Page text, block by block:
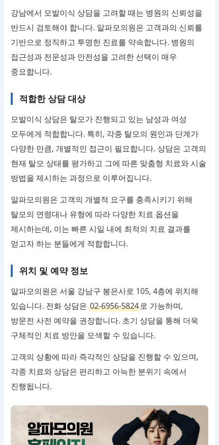
강남에서 모발이식 상담을 고려할 때는 병원의 신뢰성을
반드시 검토해야 합니다. 알파모의원은 고객과의 신뢰를
기반으로 정직하고 투명한 진료를 약속합니다. 병원의
접근성과 전문성과 안전성을 고려한 선택이 매우
중요합니다.
적합한 상담 대상
모발이식 상담은 탈모가 진행되고 있는 남성과 여성
모두에게 적합합니다. 특히, 각종 탈모의 원인과 단계가
다양한 만큼, 개별적인 접근이 필요합니다. 상담은 고객의
현재 탈모 상태를 평가하고 그에 따른 맞춤형 치료와 시술
방법을 제시하는 과정으로 이루어집니다.
알파모의원은 고객의 개별적 요구를 충족시키기 위해
탈모의 연령대나 유형에 따라 다양한 치료 옵션을
제시하는데, 이는 빠른 시일 내에 최적의 치료 결과를
얻고자 하는 분들에게 적합합니다.
위치 및 예약 정보
알파모의원은 서울 강남구 봉은사로 105, 4층에 위치해
있습니다. 전화 상담은02-6956-5824로 가능하며,
방문전 사전 예약을 권장합니다. 초기 상담을 통해 더욱
구체적인 치료 방안을 모색할 수 있습니다.
고객의 상황에 따라 즉각적인 상담을 진행할 수 있으며,
각종 치료와 상담은 편리하고 아늑한 분위기 속에서
진행됩니다.